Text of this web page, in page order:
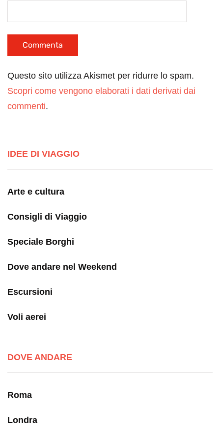
Questo sito utilizza Akismet per ridurre lo spam.
Scopri come vengono elaborati i dati derivati dai
commenti.
IDEE DI VIAGGIO
Arte e cultura
Consigli di Viaggio
Speciale Borghi
Dove andare nel Weekend
Escursioni
Voli aerei
DOVE ANDARE
Roma
Londra